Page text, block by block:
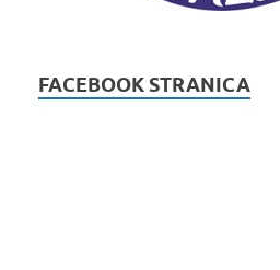
FACEBOOK STRANICA